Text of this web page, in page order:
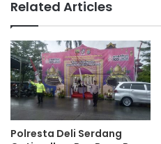
Related Articles
Polresta Deli Serdang